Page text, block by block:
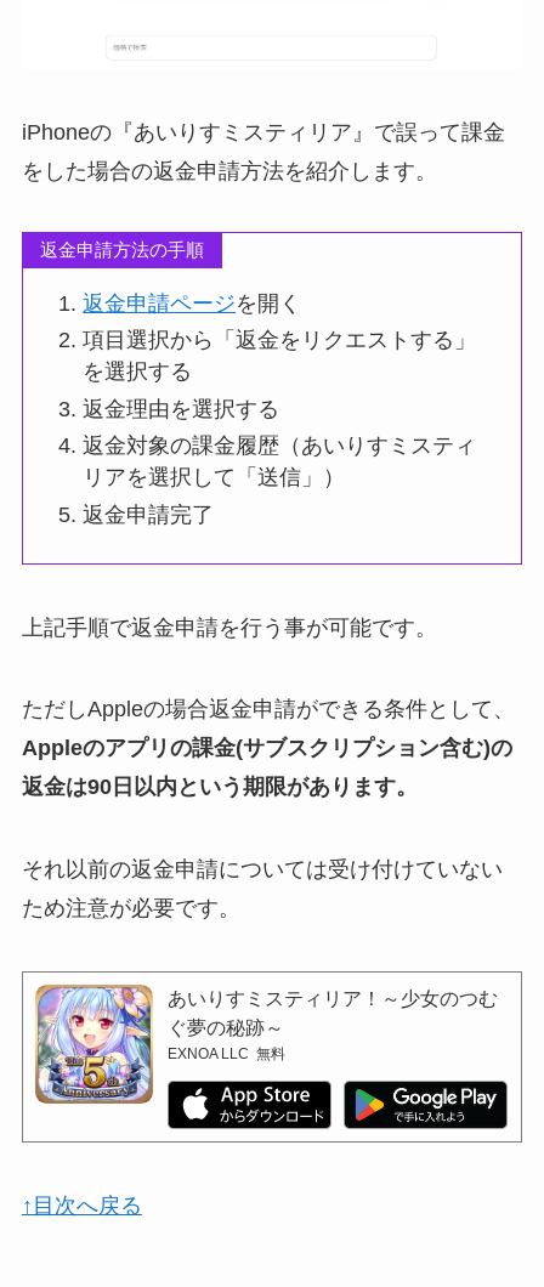
iPhoneの『あいりすミスティリア』で誤って課金
をした場合の返金申請方法を紹介します。
返金申請方法の手順
返金申請ページを開く
項目選択から「返金をリクエストする」
を選択する
返金理由を選択する
返金対象の課金履歴（あいりすミスティ
リアを選択して「送信」）
返金申請完了
上記手順で返金申請を行う事が可能です。
ただしAppleの場合返金申請ができる条件として、
Appleのアプリの課金(サブスクリプション含む)の
返金は90日以内という期限があります。
それ以前の返金申請については受け付けていない
ため注意が必要です。
あいりすミスティリア！～少女のつむ
ぐ夢の秘跡～
EXNOA LLC 無料
↑目次へ戻る